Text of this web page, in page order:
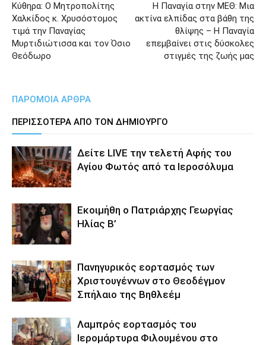
Κύθηρα: Ο Μητροπολίτης
Χαλκίδος κ. Χρυσόστομος
τιμά την Παναγίας
Μυρτιδιώτισσα και τον Όσιο
Θεόδωρο
Η Παναγία στην ΜΕΘ: Μια
ακτίνα ελπίδας στα βάθη της
θλίψης – Η Παναγία
επεμβαίνει στις δύσκολες
στιγμές της ζωής μας
ΠΑΡΟΜΟΙΑ ΑΡΘΡΑ
ΠΕΡΙΣΣΟΤΕΡΑ ΑΠΟ ΤΟΝ ΔΗΜΙΟΥΡΓΟ
Δείτε LIVE την τελετή Αφής του
Αγίου Φωτός από τα Ιεροσόλυμα
Εκοιμήθη ο Πατριάρχης Γεωργίας
Ηλίας Β’
Πανηγυρικός εορτασμός των
Χριστουγέννων στο Θεοδέγμον
Σπήλαιο της Βηθλεέμ
Λαμπρός εορτασμός του
Ιερομάρτυρα Φιλουμένου στο